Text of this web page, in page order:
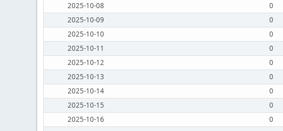
2025-10-08
0
2025-10-09
0
2025-10-10
0
2025-10-11
0
2025-10-12
0
2025-10-13
0
2025-10-14
0
2025-10-15
0
2025-10-16
0